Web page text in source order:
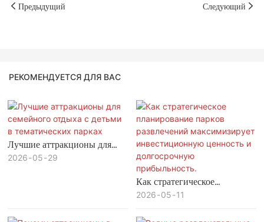
Предыдущий Следующий
РЕКОМЕНДУЕТСЯ ДЛЯ ВАС
Лучшие аттракционы для
семейного отдыха с детьми в
2026 05 29
Как стратегическое
планирование парков
2026 05 11